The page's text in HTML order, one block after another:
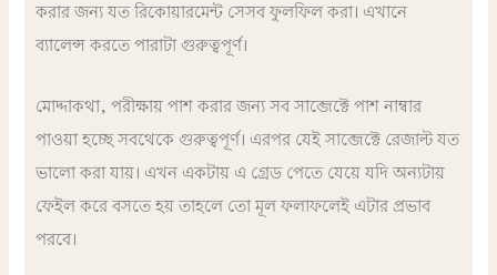
করার জন্য যত রিকোয়ারমেন্ট সেসব ফুলফিল করা। এখানে
ব্যালেন্স করতে পারাটা গুরুত্বপূর্ণ।
মোদ্দাকথা, পরীক্ষায় পাশ করার জন্য সব সাব্জেক্টে পাশ নাম্বার
পাওয়া হচ্ছে সবথেকে গুরুত্বপূর্ণ। এরপর যেই সাব্জেক্টে রেজাল্ট যত
ভালো করা যায়। এখন একটায় এ গ্রেড পেতে যেয়ে যদি অন্যটায়
ফেইল করে বসতে হয় তাহলে তো মূল ফলাফলেই এটার প্রভাব
পরবে।